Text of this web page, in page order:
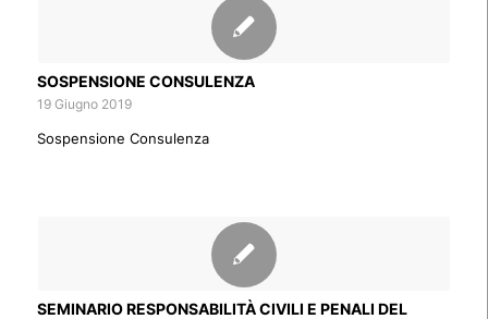
SOSPENSIONE CONSULENZA
19 Giugno 2019
Sospensione Consulenza
SEMINARIO RESPONSABILITÀ CIVILI E PENALI DEL